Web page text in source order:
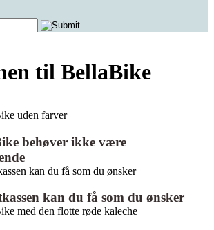
til BellaBike
behøver ikke være
kan du få som du ønsker